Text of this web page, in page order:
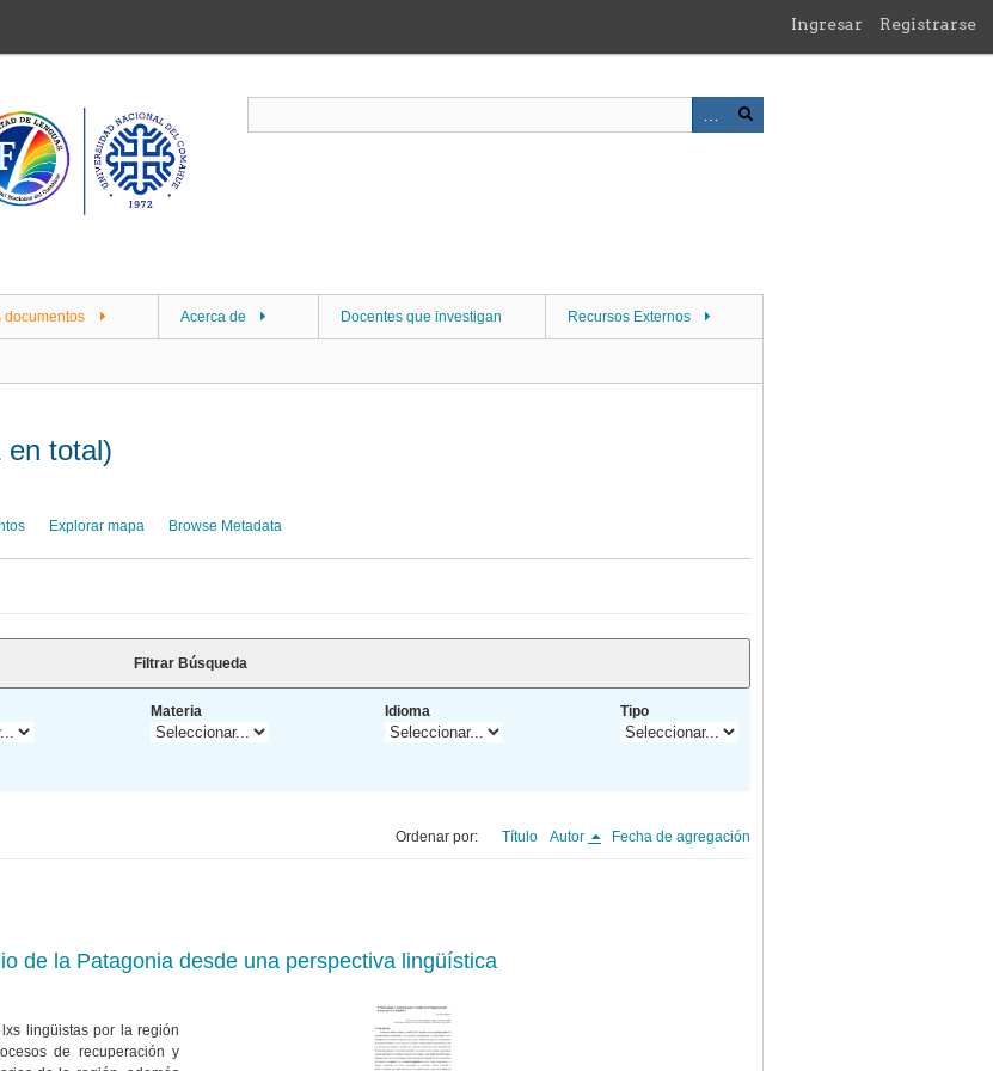
Ingresar Registrarse
documentos Acerca de Docentes que investigan Recursos Externos
en total)
Explorar mapa Browse Metadata
Filtrar Búsqueda
Materia Idioma Tipo
Ordenar por: Título Autor Fecha de agregación
de la Patagonia desde una perspectiva lingüística
lingüistas por la región
de recuperación y